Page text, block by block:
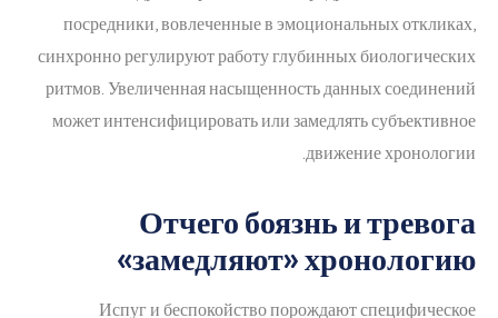
посредники, вовлеченные в эмоциональных откликах,
синхронно регулируют работу глубинных биологических
ритмов. Увеличенная насыщенность данных соединений
может интенсифицировать или замедлять субъективное
движение хронологии.
Отчего боязнь и тревога
«замедляют» хронологию
Испуг и беспокойство порождают специфическое